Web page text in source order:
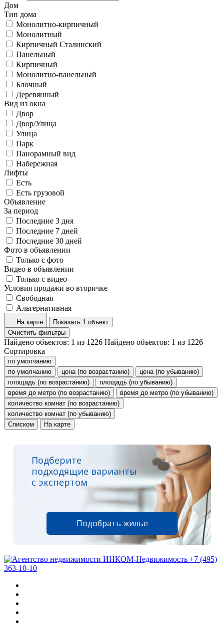
Дом
Тип дома
Монолитно-кирпичный
Монолитный
Кирпичный Сталинский
Панельный
Кирпичный
Монолитно-панельный
Блочный
Деревянный
Вид из окна
Двор
Двор/Улица
Улица
Парк
Панорамный вид
Набережная
Лифты
Есть
Есть грузовой
Объявление
За период
Последние 3 дня
Последние 7 дней
Последние 30 дней
Фото в объявлении
Только с фото
Видео в объявлении
Только с видео
Условия продажи во вторичке
Свободная
Альтернативная
На карте
Показать 1 объект
Очистить фильтры
Найдено объектов: 1 из 1226 Найдено объектов: 1 из 1226
Сортировка
по умолчанию
по умолчанию
цена (по возрастанию)
цена (по убыванию)
площадь (по возрастанию)
площадь (по убыванию)
время до метро (по возрастанию)
время до метро (по убыванию)
количество комнат (по возрастанию)
количество комнат (по убыванию)
Списком
На карте
Подберите
подходящие варианты
с экспертом
Подобрать жилье
+7 (495)
363-10-10